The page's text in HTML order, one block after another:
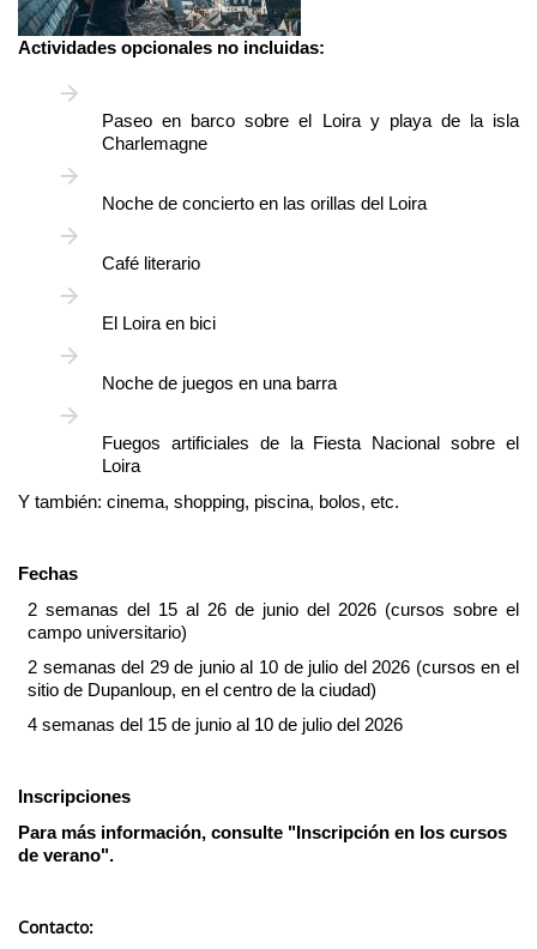
Actividades opcionales no incluidas:
Paseo en barco sobre el Loira y playa de la isla
Charlemagne
Noche de concierto en las orillas del Loira
Café literario
El Loira en bici
Noche de juegos en una barra
Fuegos artificiales de la Fiesta Nacional sobre el
Loira
Y también: cinema, shopping, piscina, bolos, etc.
Fechas
2 semanas del 15 al 26 de junio del 2026 (cursos sobre el
campo universitario)
2 semanas del 29 de junio al 10 de julio del 2026 (cursos en el
sitio de Dupanloup, en el centro de la ciudad)
4 semanas del 15 de junio al 10 de julio del 2026
Inscripciones
Para más información, consulte " Inscripción en los cursos
de verano".
Contacto: